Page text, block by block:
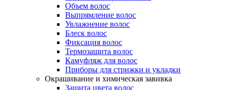
Объем волос
Выпрямление волос
Увлажнение волос
Блеск волос
Фиксация волос
Термозащита волос
Камуфляж для волос
Приборы для стрижки и укладки
Окрашивание и химическая завивка
Защита цвета волос